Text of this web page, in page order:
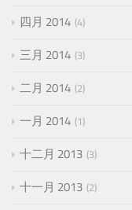
四月 2014 4
三月 2014 3
二月 2014 2
一月 2014 1
十二月 2013 3
十一月 2013 2